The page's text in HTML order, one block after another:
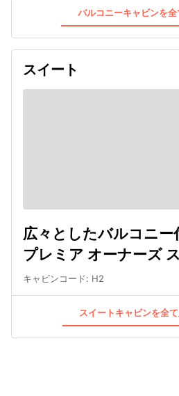
バルコニーキャビンを
スイート
広々としたバルコニー
プレミア オーナーズ
キャビンコード: H2
スイートキャビンを全